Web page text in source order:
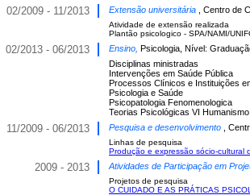
02/2009 - 11/2013 Extensão universitária , Centro de
Atividade de extensão realizada
Plantão psicologico - SPA/NAMI/
02/2013 - 06/2013 Ensino, Psicologia, Nível:
Disciplinas ministradas
Intervenções em Saúde Pública
Processos Clínicos e Instituições
Psicologia e Saúde
Psicopatologia Fenomenologica
Teorias Psicológicas VI Humanismo
11/2009 - 06/2013 Pesquisa e desenvolvimento ,
Linhas de pesquisa
Produção e expressão sócio-cultural
2009 - 2013 Atividades de Participação em
Projetos de pesquisa
O CUIDADO E AS PRÁTICAS